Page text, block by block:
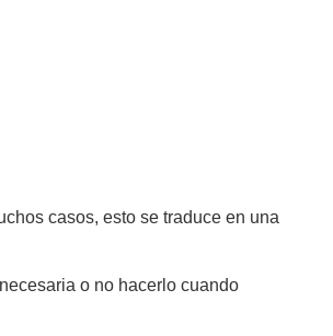
casos, esto se traduce en una
o no hacerlo cuando